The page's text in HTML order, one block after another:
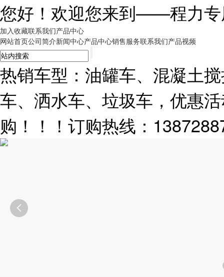
您好！欢迎您来到——程力
加入收藏联系我们产品中心
网站首页公司简介新闻中心产品中心销售服务联系我们产品视频
热销车型：油罐车、混凝土
车、洒水车、垃圾车，优惠
购！！！订购热线：
